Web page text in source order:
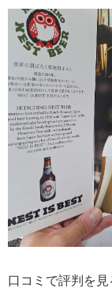
口コミで評判を見